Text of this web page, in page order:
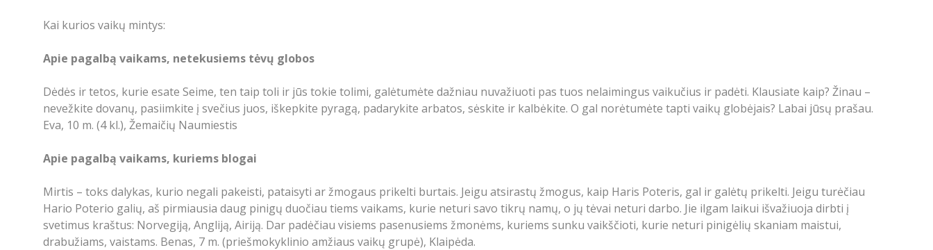
Kai kurios vaikų mintys:
Apie pagalbą vaikams, netekusiems tėvų globos
Dėdės ir tetos, kurie esate Seime, ten taip toli ir jūs tokie tolimi, galėtumėte dažniau nuvažiuoti pas tuos nelaimingus vaikučius ir padėti. Klausiate kaip? Žinau –
nevežkite dovanų, pasiimkite į svečius juos, iškepkite pyragą, padarykite arbatos, sėskite ir kalbėkite. O gal norėtumėte tapti vaikų globėjais? Labai jūsų prašau.
Eva, 10 m. (4 kl.), Žemaičių Naumiestis
Apie pagalbą vaikams, kuriems blogai
Mirtis – toks dalykas, kurio negali pakeisti, pataisyti ar žmogaus prikelti burtais. Jeigu atsirastų žmogus, kaip Haris Poteris, gal ir galėtų prikelti. Jeigu turėčiau
Hario Poterio galių, aš pirmiausia daug pinigų duočiau tiems vaikams, kurie neturi savo tikrų namų, o jų tėvai neturi darbo. Jie ilgam laikui išvažiuoja dirbti į
svetimus kraštus: Norvegiją, Angliją, Airiją. Dar padėčiau visiems pasenusiems žmonėms, kuriems sunku vaikščioti, kurie neturi pinigėlių skaniam maistui,
drabužiams, vaistams. Benas, 7 m. (priešmokyklinio amžiaus vaikų grupė), Klaipėda.